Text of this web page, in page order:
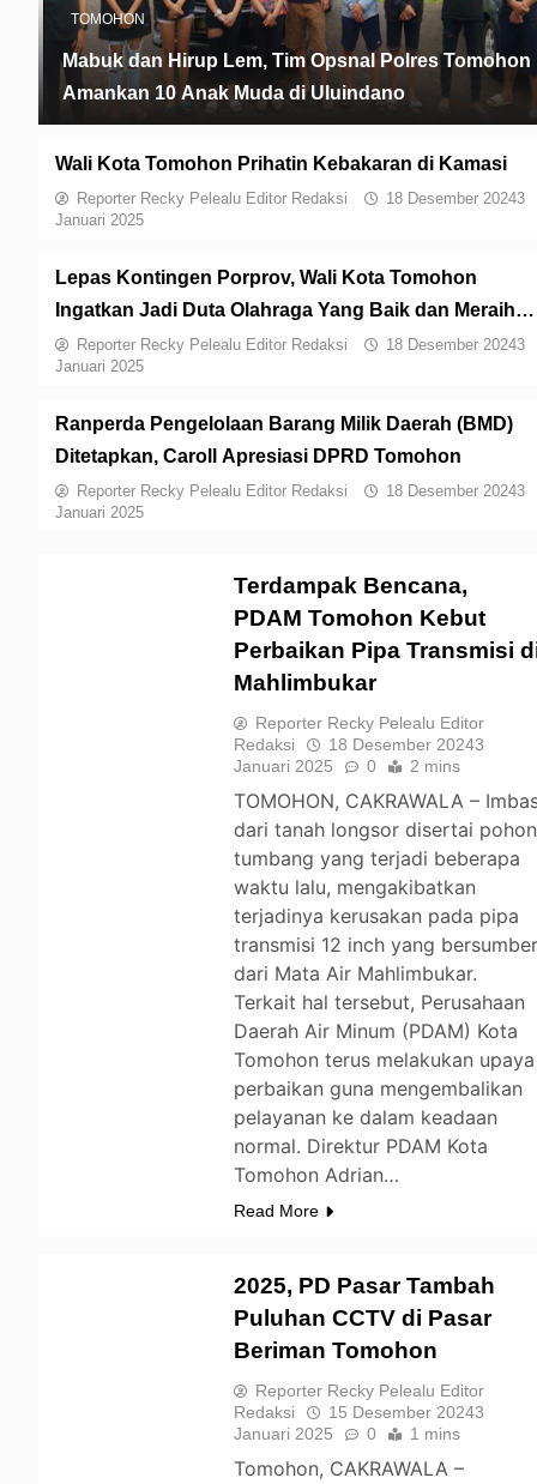
TOMOHON
Mabuk dan Hirup Lem, Tim Opsnal Polres Tomohon
Amankan 10 Anak Muda di Uluindano
Wali Kota Tomohon Prihatin Kebakaran di Kamasi
Reporter Recky Pelealu Editor Redaksi 18 Desember 20243
Januari 2025
Lepas Kontingen Porprov, Wali Kota Tomohon
Ingatkan Jadi Duta Olahraga Yang Baik dan Meraih
Prestasi
Reporter Recky Pelealu Editor Redaksi 18 Desember 20243
Januari 2025
Ranperda Pengelolaan Barang Milik Daerah (BMD)
Ditetapkan, Caroll Apresiasi DPRD Tomohon
Reporter Recky Pelealu Editor Redaksi 18 Desember 20243
Januari 2025
Terdampak Bencana,
PDAM Tomohon Kebut
Perbaikan Pipa Transmisi
Mahlimbukar
Reporter Recky Pelealu Editor
Redaksi
18 Desember 20243
Januari 2025
0 2 mins
TOMOHON, CAKRAWALA –
dari tanah longsor disertai pohon
tumbang yang terjadi beberapa
waktu lalu, mengakibatkan
terjadinya kerusakan pada pipa
transmisi 12 inch yang
dari Mata Air Mahlimbukar.
Terkait hal tersebut, Perusahaan
Daerah Air Minum (PDAM) Kota
Tomohon terus melakukan upaya
perbaikan guna mengembalikan
pelayanan ke dalam keadaan
normal. Direktur PDAM Kota
Tomohon Adrian…
Read More
2025, PD Pasar Tambah
Puluhan CCTV di Pasar
Beriman Tomohon
Reporter Recky Pelealu Editor
Redaksi
15 Desember 20243
Januari 2025
0 1 mins
Tomohon, CAKRAWALA –